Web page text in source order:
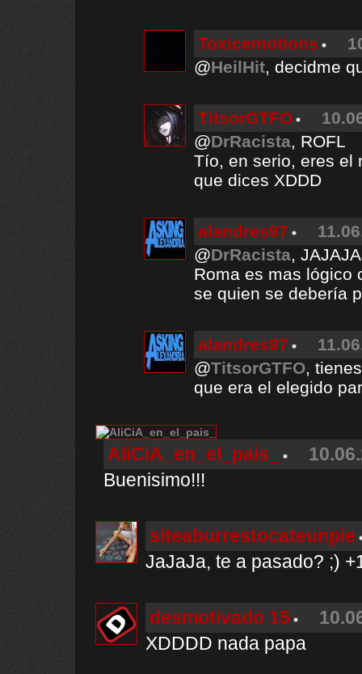
Toxicemotions
@HeilHit, decidme
TitsorGTFO
@DrRacista, ROFL
Tío, en serio, eres el
que dices XDDD
alandres97
@DrRacista,
Roma es mas lógico
se quien se debería
alandres97
@TitsorGTFO,
que era el elegido
AliCiA_en_el_pais_
Buenisimo!!!
siteaburrestocateunpie
JaJaJa, te a pasado? ;)
desmotivado 15
XDDDD nada papa